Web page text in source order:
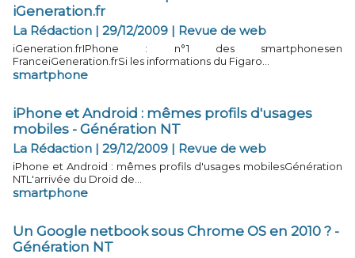
iGeneration.fr
La Rédaction | 29/12/2009 | Revue de web
iGeneration.frIPhone : n°1 des smartphonesen
FranceiGeneration.frSi les informations du Figaro...
smartphone
iPhone et Android : mêmes profils d'usages
mobiles - Génération NT
La Rédaction | 29/12/2009 | Revue de web
iPhone et Android : mêmes profils d'usages mobilesGénération
NTL'arrivée du Droid de...
smartphone
Un Google netbook sous Chrome OS en 2010 ? -
Génération NT